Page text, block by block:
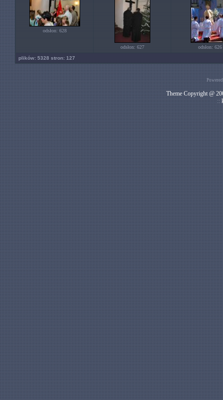
odsłon: 628
odsłon: 627
odsłon: 626
plików: 5328 stron: 127
Theme Copyright @
::